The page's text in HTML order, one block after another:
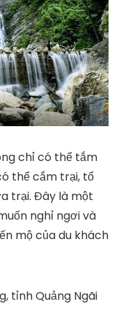
chỉ có thể tắm
thể cắm trại, tổ
trại. Đây là một
nghỉ ngơi và
mộ của du khách
tỉnh Quảng Ngãi